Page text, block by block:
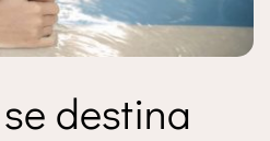
destina